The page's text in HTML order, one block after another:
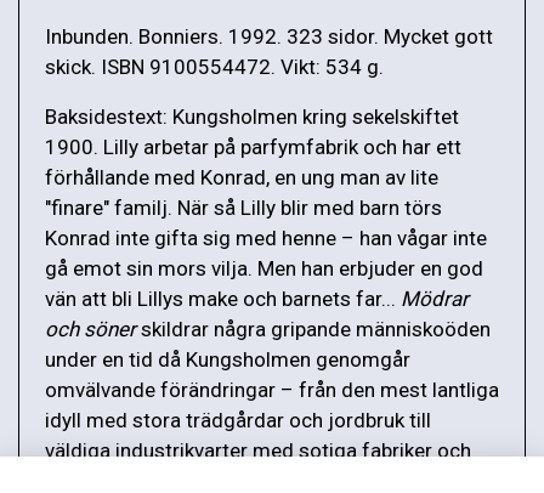
Inbunden. Bonniers. 1992. 323 sidor. Mycket gott
skick. ISBN 9100554472. Vikt: 534 g.
Baksidestext: Kungsholmen kring sekelskiftet
1900. Lilly arbetar på parfymfabrik och har ett
förhållande med Konrad, en ung man av lite
"finare" familj. När så Lilly blir med barn törs
Konrad inte gifta sig med henne – han vågar inte
gå emot sin mors vilja. Men han erbjuder en god
vän att bli Lillys make och barnets far... Mödrar
och sönerskildrar några gripande människoöden
under en tid då Kungsholmen genomgår
omvälvande förändringar – från den mest lantliga
idyll med stora trädgårdar och jordbruk till
väldiga industrikvarter med sotiga fabriker och